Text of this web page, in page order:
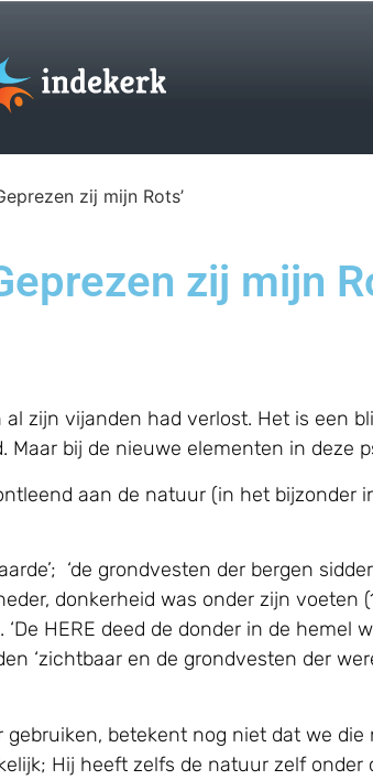
zij mijn Rots’
zij mijn
zijn vijanden had verlost. Het is een
Maar bij de nieuwe elementen in deze
aan de natuur (in het bijzonder
‘de grondvesten der bergen
donkerheid was onder zijn voeten
HERE deed de donder in de hemel
‘zichtbaar en de grondvesten der
betekent nog niet dat we
Hij heeft zelfs de natuur zelf